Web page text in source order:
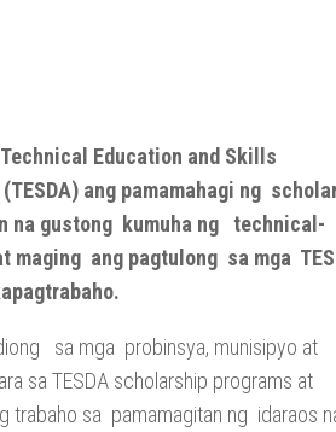
Education and Skills
ang pamamahagi ng
na gustong kumuha ng technical-
maging ang pagtulong sa mga
sa mga probinsya, munisipyo at
sa TESDA scholarship programs at
trabaho sa pamamagitan ng idaraos